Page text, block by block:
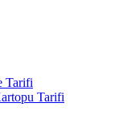
Tarifi